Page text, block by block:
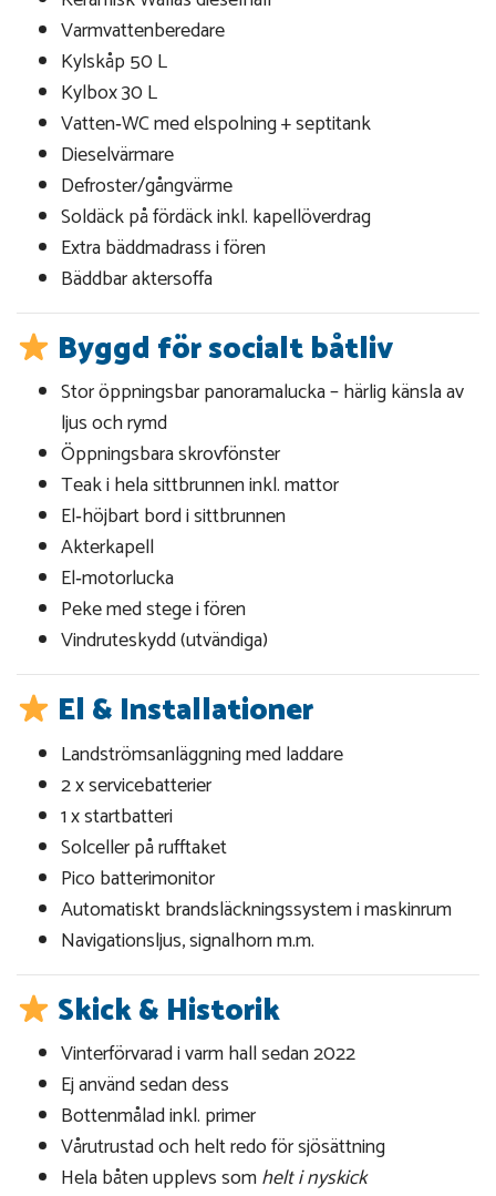
Varmvattenberedare
Kylskåp 50 L
Kylbox 30 L
Vatten‑WC med elspolning + septitank
Dieselvärmare
Defroster/gångvärme
Soldäck på fördäck inkl. kapellöverdrag
Extra bäddmadrass i fören
Bäddbar aktersoffa
Byggd för socialt båtliv
Stor öppningsbar panoramalucka – härlig känsla av
ljus och rymd
Öppningsbara skrovfönster
Teak i hela sittbrunnen inkl. mattor
El‑höjbart bord i sittbrunnen
Akterkapell
El‑motorlucka
Peke med stege i fören
Vindruteskydd (utvändiga)
El & Installationer
Landströmsanläggning med laddare
2 x servicebatterier
1 x startbatteri
Solceller på rufftaket
Pico batterimonitor
Automatiskt brandsläckningssystem i maskinrum
Navigationsljus, signalhorn m.m.
Skick & Historik
Vinterförvarad i varm hall sedan 2022
Ej använd sedan dess
Bottenmålad inkl. primer
Vårutrustad och helt redo för sjösättning
Hela båten upplevs somhelt i nyskick